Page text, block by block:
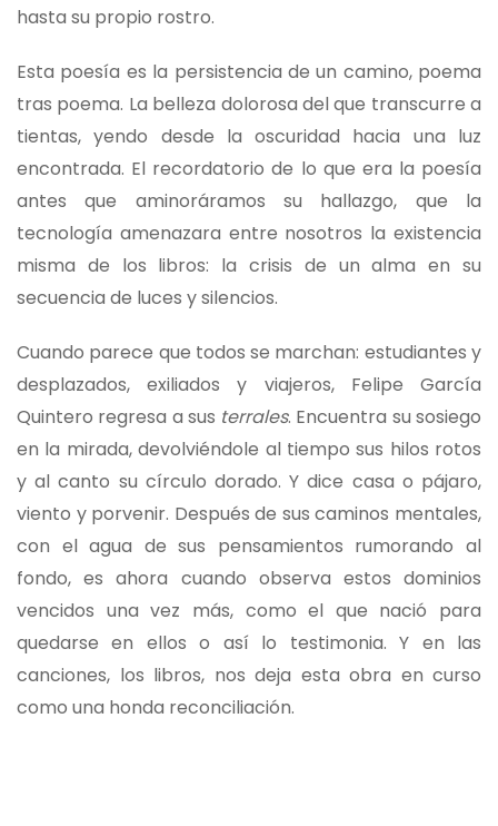
hasta su propio rostro.
Esta poesía es la persistencia de un camino, poema
tras poema. La belleza dolorosa del que transcurre a
tientas, yendo desde la oscuridad hacia una luz
encontrada. El recordatorio de lo que era la poesía
antes que aminoráramos su hallazgo, que la
tecnología amenazara entre nosotros la existencia
misma de los libros: la crisis de un alma en su
secuencia de luces y silencios.
Cuando parece que todos se marchan: estudiantes y
desplazados, exiliados y viajeros, Felipe García
Quintero regresa a sus terrales. Encuentra su sosiego
en la mirada, devolviéndole al tiempo sus hilos rotos
y al canto su círculo dorado. Y dice casa o pájaro,
viento y porvenir. Después de sus caminos mentales,
con el agua de sus pensamientos rumorando al
fondo, es ahora cuando observa estos dominios
vencidos una vez más, como el que nació para
quedarse en ellos o así lo testimonia. Y en las
canciones, los libros, nos deja esta obra en curso
como una honda reconciliación.